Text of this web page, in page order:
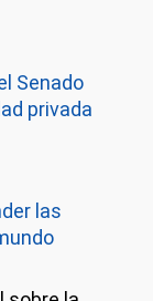
Senado
privada
las